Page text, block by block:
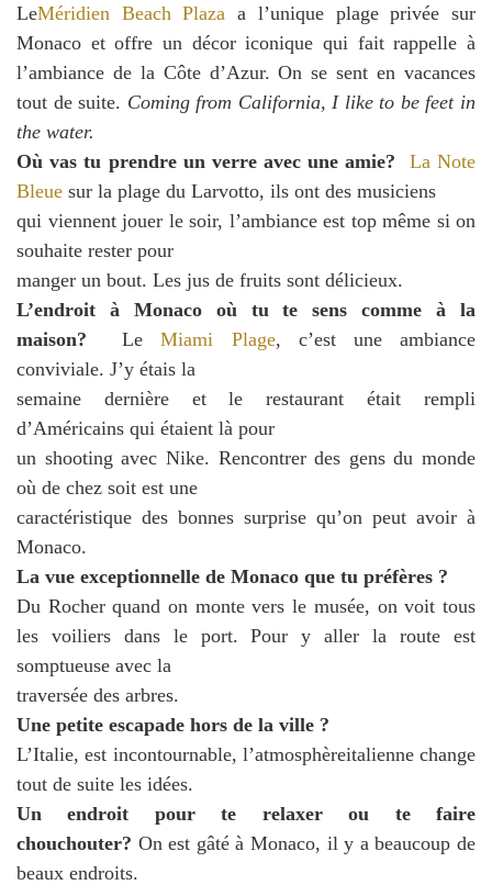
LeMéridien Beach Plaza a l’unique plage privée sur
Monaco et offre un décor iconique qui fait rappelle à
l’ambiance de la Côte d’Azur. On se sent en vacances
tout de suite. Coming from California, I like to be feet in
the water.
Où vas tu prendre un verre avec une amie?
La Note
Bleue sur la plage du Larvotto, ils ont des musiciens
qui viennent jouer le soir, l’ambiance est top même si on
souhaite rester pour
manger un bout. Les jus de fruits sont délicieux.
L’endroit à Monaco où tu te sens comme à la
maison?
LeMiami Plage, c’est une ambiance
conviviale. J’y étais la
semaine dernière et le restaurant était rempli
d’Américains qui étaient là pour
un shooting avec Nike. Rencontrer des gens du monde
où de chez soit est une
caractéristique des bonnes surprise qu’on peut avoir à
Monaco.
La vue exceptionnelle de Monaco que tu préfères ?
Du Rocher quand on monte vers le musée, on voit tous
les voiliers dans le port. Pour y aller la route est
somptueuse avec la
traversée des arbres.
Une petite escapade hors de la ville ?
L’Italie, est incontournable, l’atmosphèreitalienne change
tout de suite les idées.
Un endroit pour te relaxer ou te faire
chouchouter? On est gâté à Monaco, il y a beaucoup de
beaux endroits.